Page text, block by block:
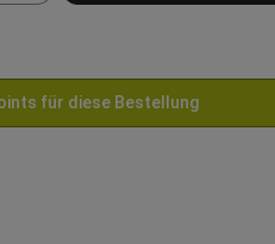
für diese Bestellung